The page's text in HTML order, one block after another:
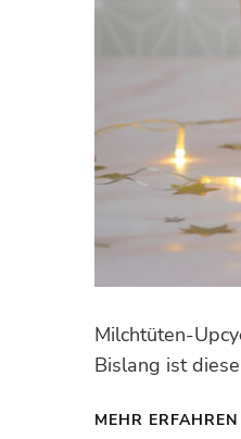
Milchtüten-
Bislang ist
MEHR ERFAHREN